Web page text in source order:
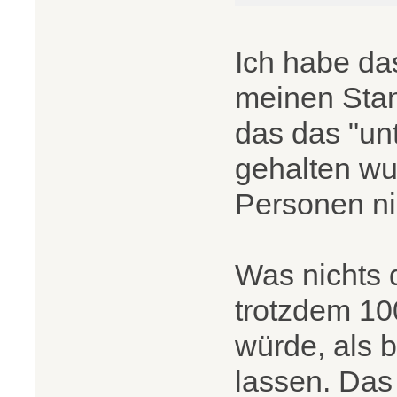
Ich habe
meinen
das das
gehalten
Personen
Was nichts
trotzdem
würde, als
lassen.